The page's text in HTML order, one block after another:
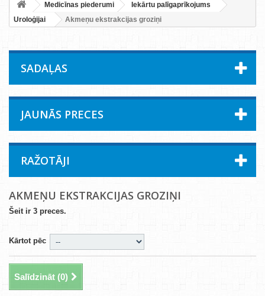
Medicīnas piederumi
Iekārtu palīgaprīkojums
Uroloģijai
Akmeņu ekstrakcijas groziņi
SADAĻAS
JAUNĀS PRECES
RAŽOTĀJI
AKMEŅU EKSTRAKCIJAS GROZIŅI
Šeit ir 3 preces.
Kārtot pēc
Salīdzināt (0)